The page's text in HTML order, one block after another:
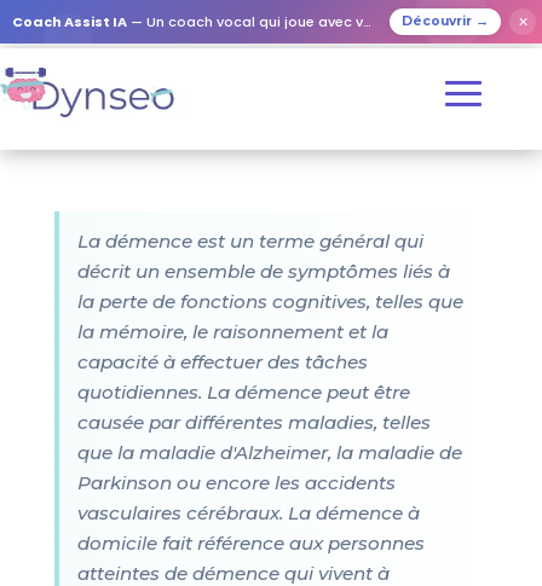
Coach Assist IA — Un coach vocal qui joue avec vos proches Découvrir → ✕
La démence est un terme général qui
décrit un ensemble de symptômes liés à
la perte de fonctions cognitives, telles que
la mémoire, le raisonnement et la
capacité à effectuer des tâches
quotidiennes. La démence peut être
causée par différentes maladies, telles
que la maladie d'Alzheimer, la maladie de
Parkinson ou encore les accidents
vasculaires cérébraux. La démence à
domicile fait référence aux personnes
atteintes de démence qui vivent à